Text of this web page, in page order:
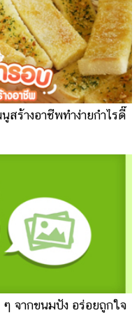
ร้างอาชีพทำง่ายกำไรดี๊
ๆ จากขนมปัง อร่อยถูกใจ